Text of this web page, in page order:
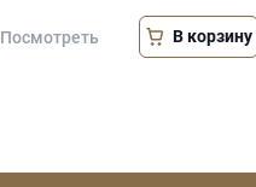
Посмотреть В корзину